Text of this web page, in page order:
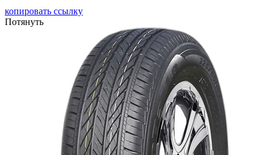
копировать ссылку
Потянуть